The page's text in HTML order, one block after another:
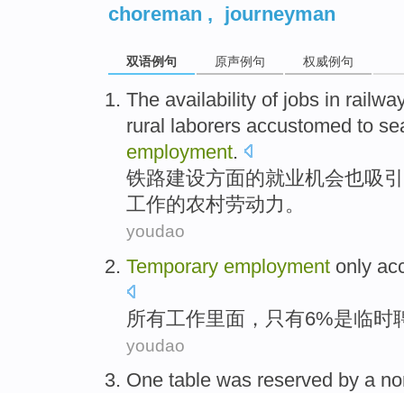
choreman , journeyman
双语例句 原声例句 权威例句
The availability of jobs in
rural laborers accustomed to
employment.
铁路建设方面的就业机会也吸引
工作的农村劳动力 。
youdao
Temporary employment only
所有工作里面， 只有6%是临时
youdao
One table was reserved by a